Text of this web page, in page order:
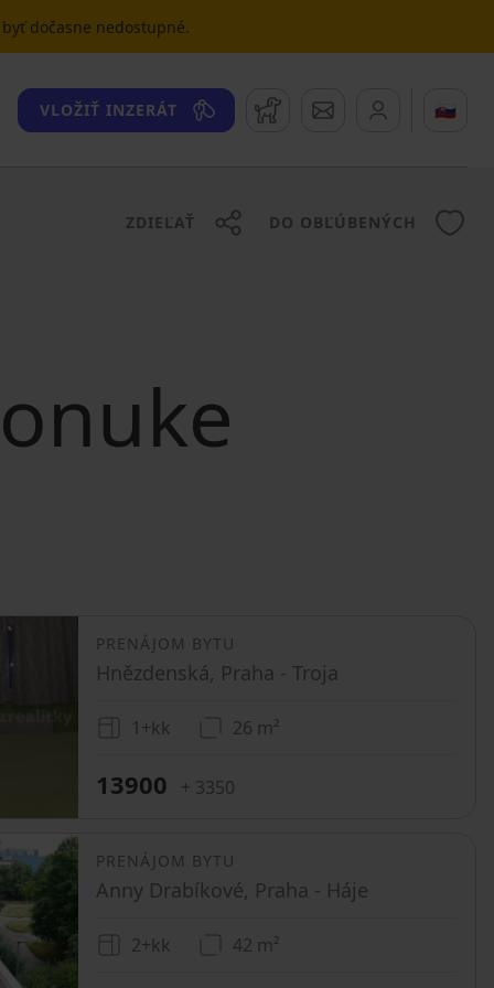
dočasne nedostupné.
VLOŽIŤ INZERÁT Strážny pesSprávy 🇸🇰
ZDIEĽAŤ DO OBĽÚBENÝCH
PRENÁJOM BYTU
Hnězdenská, Praha - Troja
1+kk 26 m²
13900 + 3350
PRENÁJOM BYTU
Anny Drabíkové, Praha - Háje
2+kk 42 m²